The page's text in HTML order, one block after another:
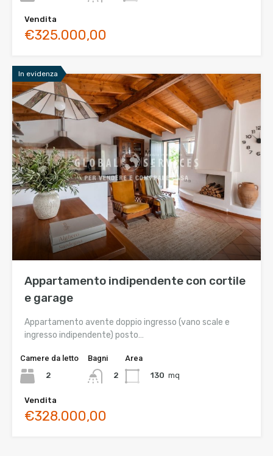
Vendita
€325.000,00
In evidenza
Appartamento indipendente con cortile
e garage
Appartamento avente doppio ingresso (vano scale e
ingresso indipendente) posto…
Camere da letto
2
Bagni
2
Area
130 mq
Vendita
€328.000,00